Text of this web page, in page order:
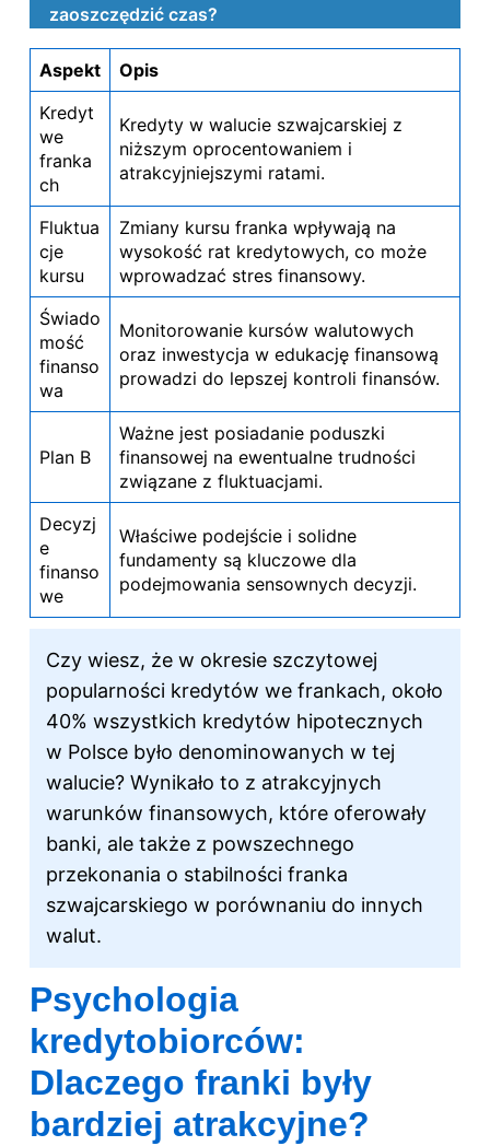
zaoszczędzić czas?
Aspekt
Opis
Kredyt
we
franka
ch
Kredyty w walucie szwajcarskiej z
niższym oprocentowaniem i
atrakcyjniejszymi ratami.
Fluktua
cje
kursu
Zmiany kursu franka wpływają na
wysokość rat kredytowych, co może
wprowadzać stres finansowy.
Świado
mość
finanso
wa
Monitorowanie kursów walutowych
oraz inwestycja w edukację finansową
prowadzi do lepszej kontroli finansów.
Plan B
Ważne jest posiadanie poduszki
finansowej na ewentualne trudności
związane z fluktuacjami.
Decyzj
e
finanso
we
Właściwe podejście i solidne
fundamenty są kluczowe dla
podejmowania sensownych decyzji.
Czy wiesz, że w okresie szczytowej
popularności kredytów we frankach, około
40% wszystkich kredytów hipotecznych
w Polsce było denominowanych w tej
walucie? Wynikało to z atrakcyjnych
warunków finansowych, które oferowały
banki, ale także z powszechnego
przekonania o stabilności franka
szwajcarskiego w porównaniu do innych
walut.
Psychologia
kredytobiorców:
Dlaczego franki były
bardziej atrakcyjne?